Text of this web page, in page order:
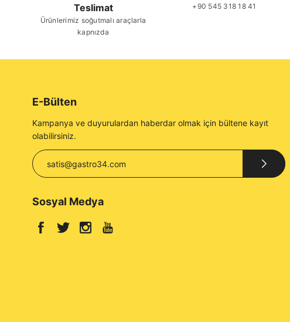
Gönder
Teslimat
Ürünlerimiz soğutmalı araçlarla
kapnızda
+90 545 318 18 41
E-Bülten
Kampanya ve duyurulardan haberdar olmak için bültene kayıt
olabilirsiniz.
Sosyal Medya